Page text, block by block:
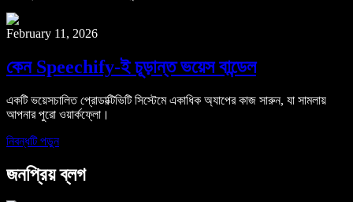
February 11, 2026
কেন Speechify-ই চূড়ান্ত ভয়েস বান্ডেল
একটি ভয়েসচালিত প্রোডাক্টিভিটি সিস্টেমে একাধিক অ্যাপের কাজ সারুন, যা সামলায়
আপনার পুরো ওয়ার্কফ্লো।
নিবন্ধটি পড়ুন
জনপ্রিয় ব্লগ